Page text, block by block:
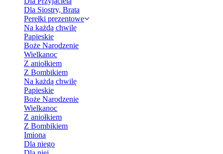
Dla Siostry, Brata
Perełki prezentowe
Na każdą chwilę
Papieskie
Boże Narodzenie
Wielkanoc
Z aniołkiem
Z Bombikiem
Na każdą chwilę
Papieskie
Boże Narodzenie
Wielkanoc
Z aniołkiem
Z Bombikiem
Imiona
Dla niego